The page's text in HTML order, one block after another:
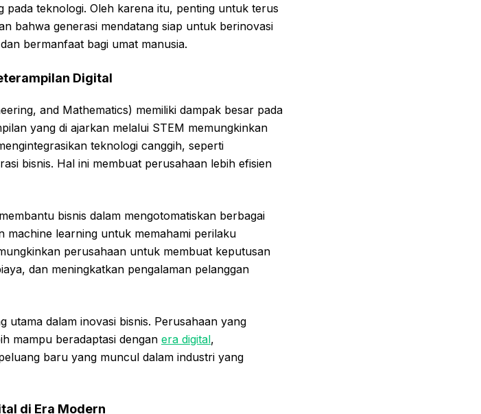
teknologi. Oleh karena itu, penting untuk terus
bahwa generasi mendatang siap untuk berinovasi
bermanfaat bagi umat manusia.
Digital
and Mathematics) memiliki dampak besar pada
yang di ajarkan melalui STEM memungkinkan
teknologi canggih, seperti
bisnis. Hal ini membuat perusahaan lebih efisien
bisnis dalam mengotomatiskan berbagai
machine learning untuk memahami perilaku
perusahaan untuk membuat keputusan
dan meningkatkan pengalaman pelanggan
utama dalam inovasi bisnis. Perusahaan yang
mampu beradaptasi dengan era digital,
baru yang muncul dalam industri yang
di Era Modern